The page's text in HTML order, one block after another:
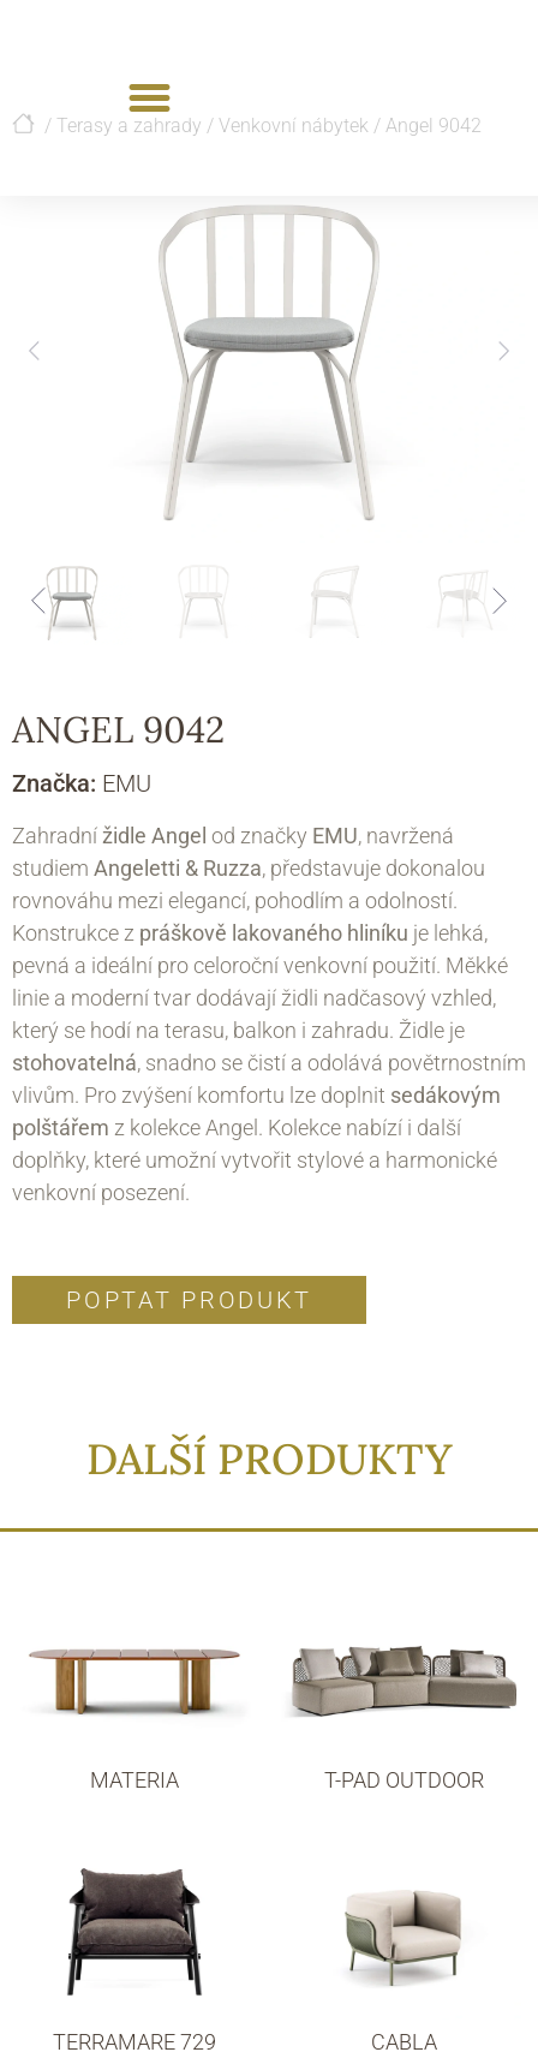
/ Terasy a zahrady / Venkovní nábytek / Angel 9042
ANGEL 9042
Značka: EMU
Zahradní židle Angel od značky EMU, navržená
studiem Angeletti & Ruzza, představuje dokonalou
rovnováhu mezi elegancí, pohodlím a odolností.
Konstrukce z práškově lakovaného hliníku je lehká,
pevná a ideální pro celoroční venkovní použití. Měkké
linie a moderní tvar dodávají židli nadčasový vzhled,
který se hodí na terasu, balkon i zahradu. Židle je
stohovatelná, snadno se čistí a odolává povětrnostním
vlivům. Pro zvýšení komfortu lze doplnit sedákovým
polštářem z kolekce Angel. Kolekce nabízí i další
doplňky, které umožní vytvořit stylové a harmonické
venkovní posezení.
POPTAT PRODUKT
DALŠÍ PRODUKTY
MATERIA T-PAD OUTDOOR
TERRAMARE 729 CABLA